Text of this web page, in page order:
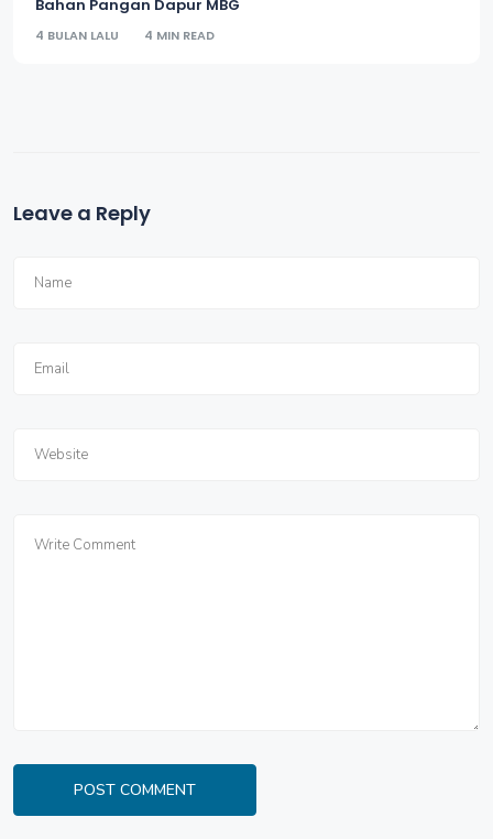
Bahan Pangan Dapur MBG
4 BULAN LALU 4 MIN READ
Leave a Reply
POST COMMENT